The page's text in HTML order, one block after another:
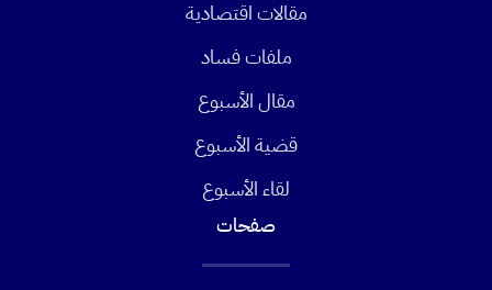
مقالات اقتصادية
ملفات فساد
مقال الأسبوع
قضية الأسبوع
لقاء الأسبوع
صفحات